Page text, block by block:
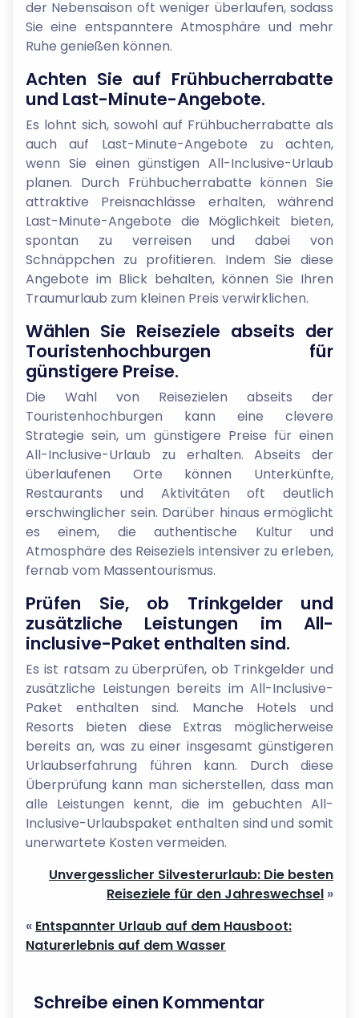
der Nebensaison oft weniger überlaufen, sodass
Sie eine entspanntere Atmosphäre und mehr
Ruhe genießen können.
Achten Sie auf Frühbucherrabatte
und Last-Minute-Angebote.
Es lohnt sich, sowohl auf Frühbucherrabatte als
auch auf Last-Minute-Angebote zu achten,
wenn Sie einen günstigen All-Inclusive-Urlaub
planen. Durch Frühbucherrabatte können Sie
attraktive Preisnachlässe erhalten, während
Last-Minute-Angebote die Möglichkeit bieten,
spontan zu verreisen und dabei von
Schnäppchen zu profitieren. Indem Sie diese
Angebote im Blick behalten, können Sie Ihren
Traumurlaub zum kleinen Preis verwirklichen.
Wählen Sie Reiseziele abseits der
Touristenhochburgen für
günstigere Preise.
Die Wahl von Reisezielen abseits der
Touristenhochburgen kann eine clevere
Strategie sein, um günstigere Preise für einen
All-Inclusive-Urlaub zu erhalten. Abseits der
überlaufenen Orte können Unterkünfte,
Restaurants und Aktivitäten oft deutlich
erschwinglicher sein. Darüber hinaus ermöglicht
es einem, die authentische Kultur und
Atmosphäre des Reiseziels intensiver zu erleben,
fernab vom Massentourismus.
Prüfen Sie, ob Trinkgelder und
zusätzliche Leistungen im All-
inclusive-Paket enthalten sind.
Es ist ratsam zu überprüfen, ob Trinkgelder und
zusätzliche Leistungen bereits im All-Inclusive-
Paket enthalten sind. Manche Hotels und
Resorts bieten diese Extras möglicherweise
bereits an, was zu einer insgesamt günstigeren
Urlaubserfahrung führen kann. Durch diese
Überprüfung kann man sicherstellen, dass man
alle Leistungen kennt, die im gebuchten All-
Inclusive-Urlaubspaket enthalten sind und somit
unerwartete Kosten vermeiden.
Unvergesslicher Silvesterurlaub: Die besten
Reiseziele für den Jahreswechsel »
« Entspannter Urlaub auf dem Hausboot:
Naturerlebnis auf dem Wasser
Schreibe einen Kommentar